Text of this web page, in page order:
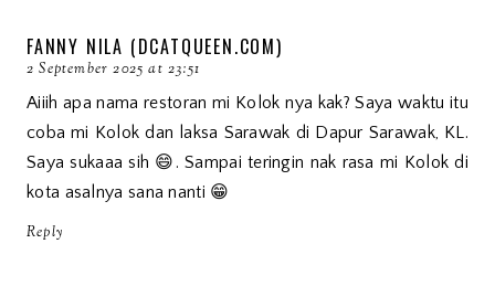
FANNY NILA (DCATQUEEN.COM)
2 September 2025 at 23:51
Aiiih apa nama restoran mi Kolok nya kak? Saya waktu itu
coba mi Kolok dan laksa Sarawak di Dapur Sarawak, KL.
Saya sukaaa sih 😄. Sampai teringin nak rasa mi Kolok di
kota asalnya sana nanti 😁
Reply